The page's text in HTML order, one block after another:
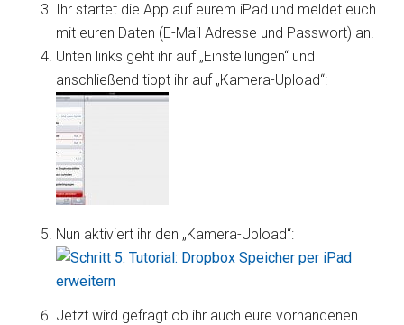
Ihr startet die App auf eurem iPad und meldet euch
mit euren Daten (E-Mail Adresse und Passwort) an.
Unten links geht ihr auf „Einstellungen“ und
anschließend tippt ihr auf „Kamera-Upload“:
Nun aktiviert ihr den „Kamera-Upload“:
Jetzt wird gefragt ob ihr auch eure vorhandenen